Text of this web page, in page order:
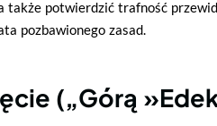
także potwierdzić trafność
pozbawionego zasad.
(„Górą